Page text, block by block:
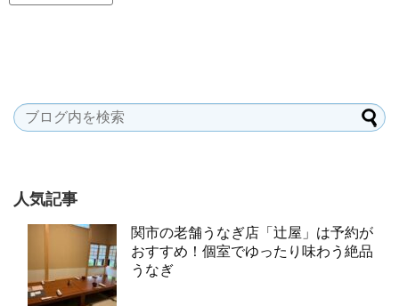
人気記事
関市の老舗うなぎ店「辻屋」は予約が
おすすめ！個室でゆったり味わう絶品
うなぎ